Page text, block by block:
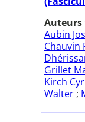
Auteurs
Aubin
Chauvin
Grillet
Kirch
Walter ;